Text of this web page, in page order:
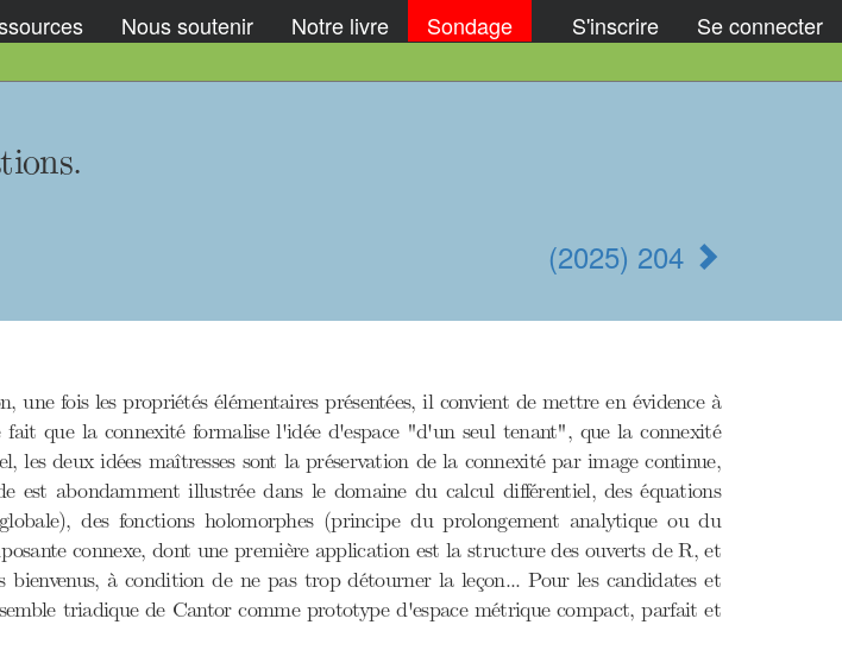
Nous soutenir Notre livre Sondage S'inscrire Se connecter
(2025) 204
une fois les propriétés élémentaires présentées, il convient de mettre en évidence à
que la connexité formalise l'idée d'espace "d'un seul tenant", que la connexité
deux idées maîtresses sont la préservation de la connexité par image continue,
abondamment illustrée dans le domaine du calcul différentiel, des équations
des fonctions holomorphes (principe du prolongement analytique ou du
connexe, dont une première application est la structure des ouverts de R, et
à condition de ne pas trop détourner la leçon... Pour les candidates et
triadique de Cantor comme prototype d'espace métrique compact, parfait et